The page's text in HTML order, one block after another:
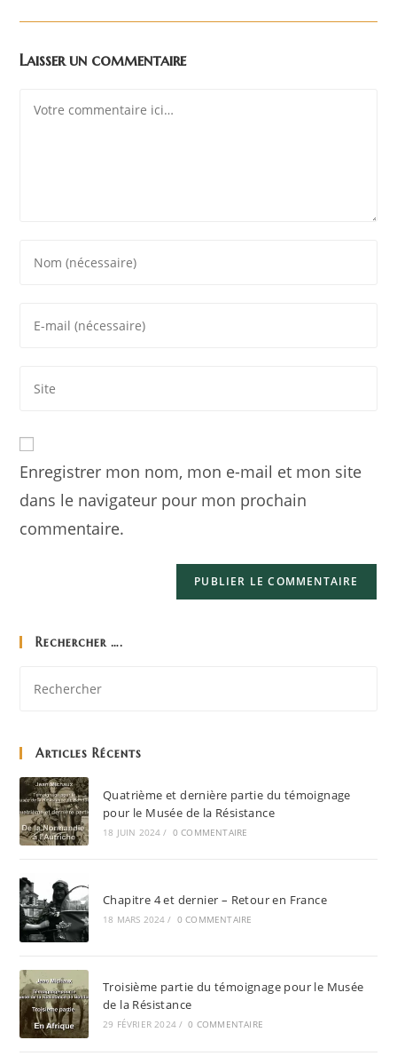
Laisser un commentaire
Enregistrer mon nom, mon e-mail et mon site
dans le navigateur pour mon prochain
commentaire.
Rechercher ….
Articles Récents
Quatrième et dernière partie du témoignage
pour le Musée de la Résistance
18 JUIN 2024 / 0 COMMENTAIRE
Chapitre 4 et dernier – Retour en France
18 MARS 2024 / 0 COMMENTAIRE
Troisième partie du témoignage pour le Musée
de la Résistance
29 FÉVRIER 2024 / 0 COMMENTAIRE